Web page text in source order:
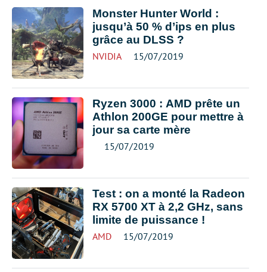
Monster Hunter World :
jusqu’à 50 % d’ips en plus
grâce au DLSS ?
NVIDIA 15/07/2019
Ryzen 3000 : AMD prête un
Athlon 200GE pour mettre à
jour sa carte mère
15/07/2019
Test : on a monté la Radeon
RX 5700 XT à 2,2 GHz, sans
limite de puissance !
AMD 15/07/2019